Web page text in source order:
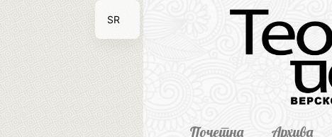
Почетна Архива
SR
EN